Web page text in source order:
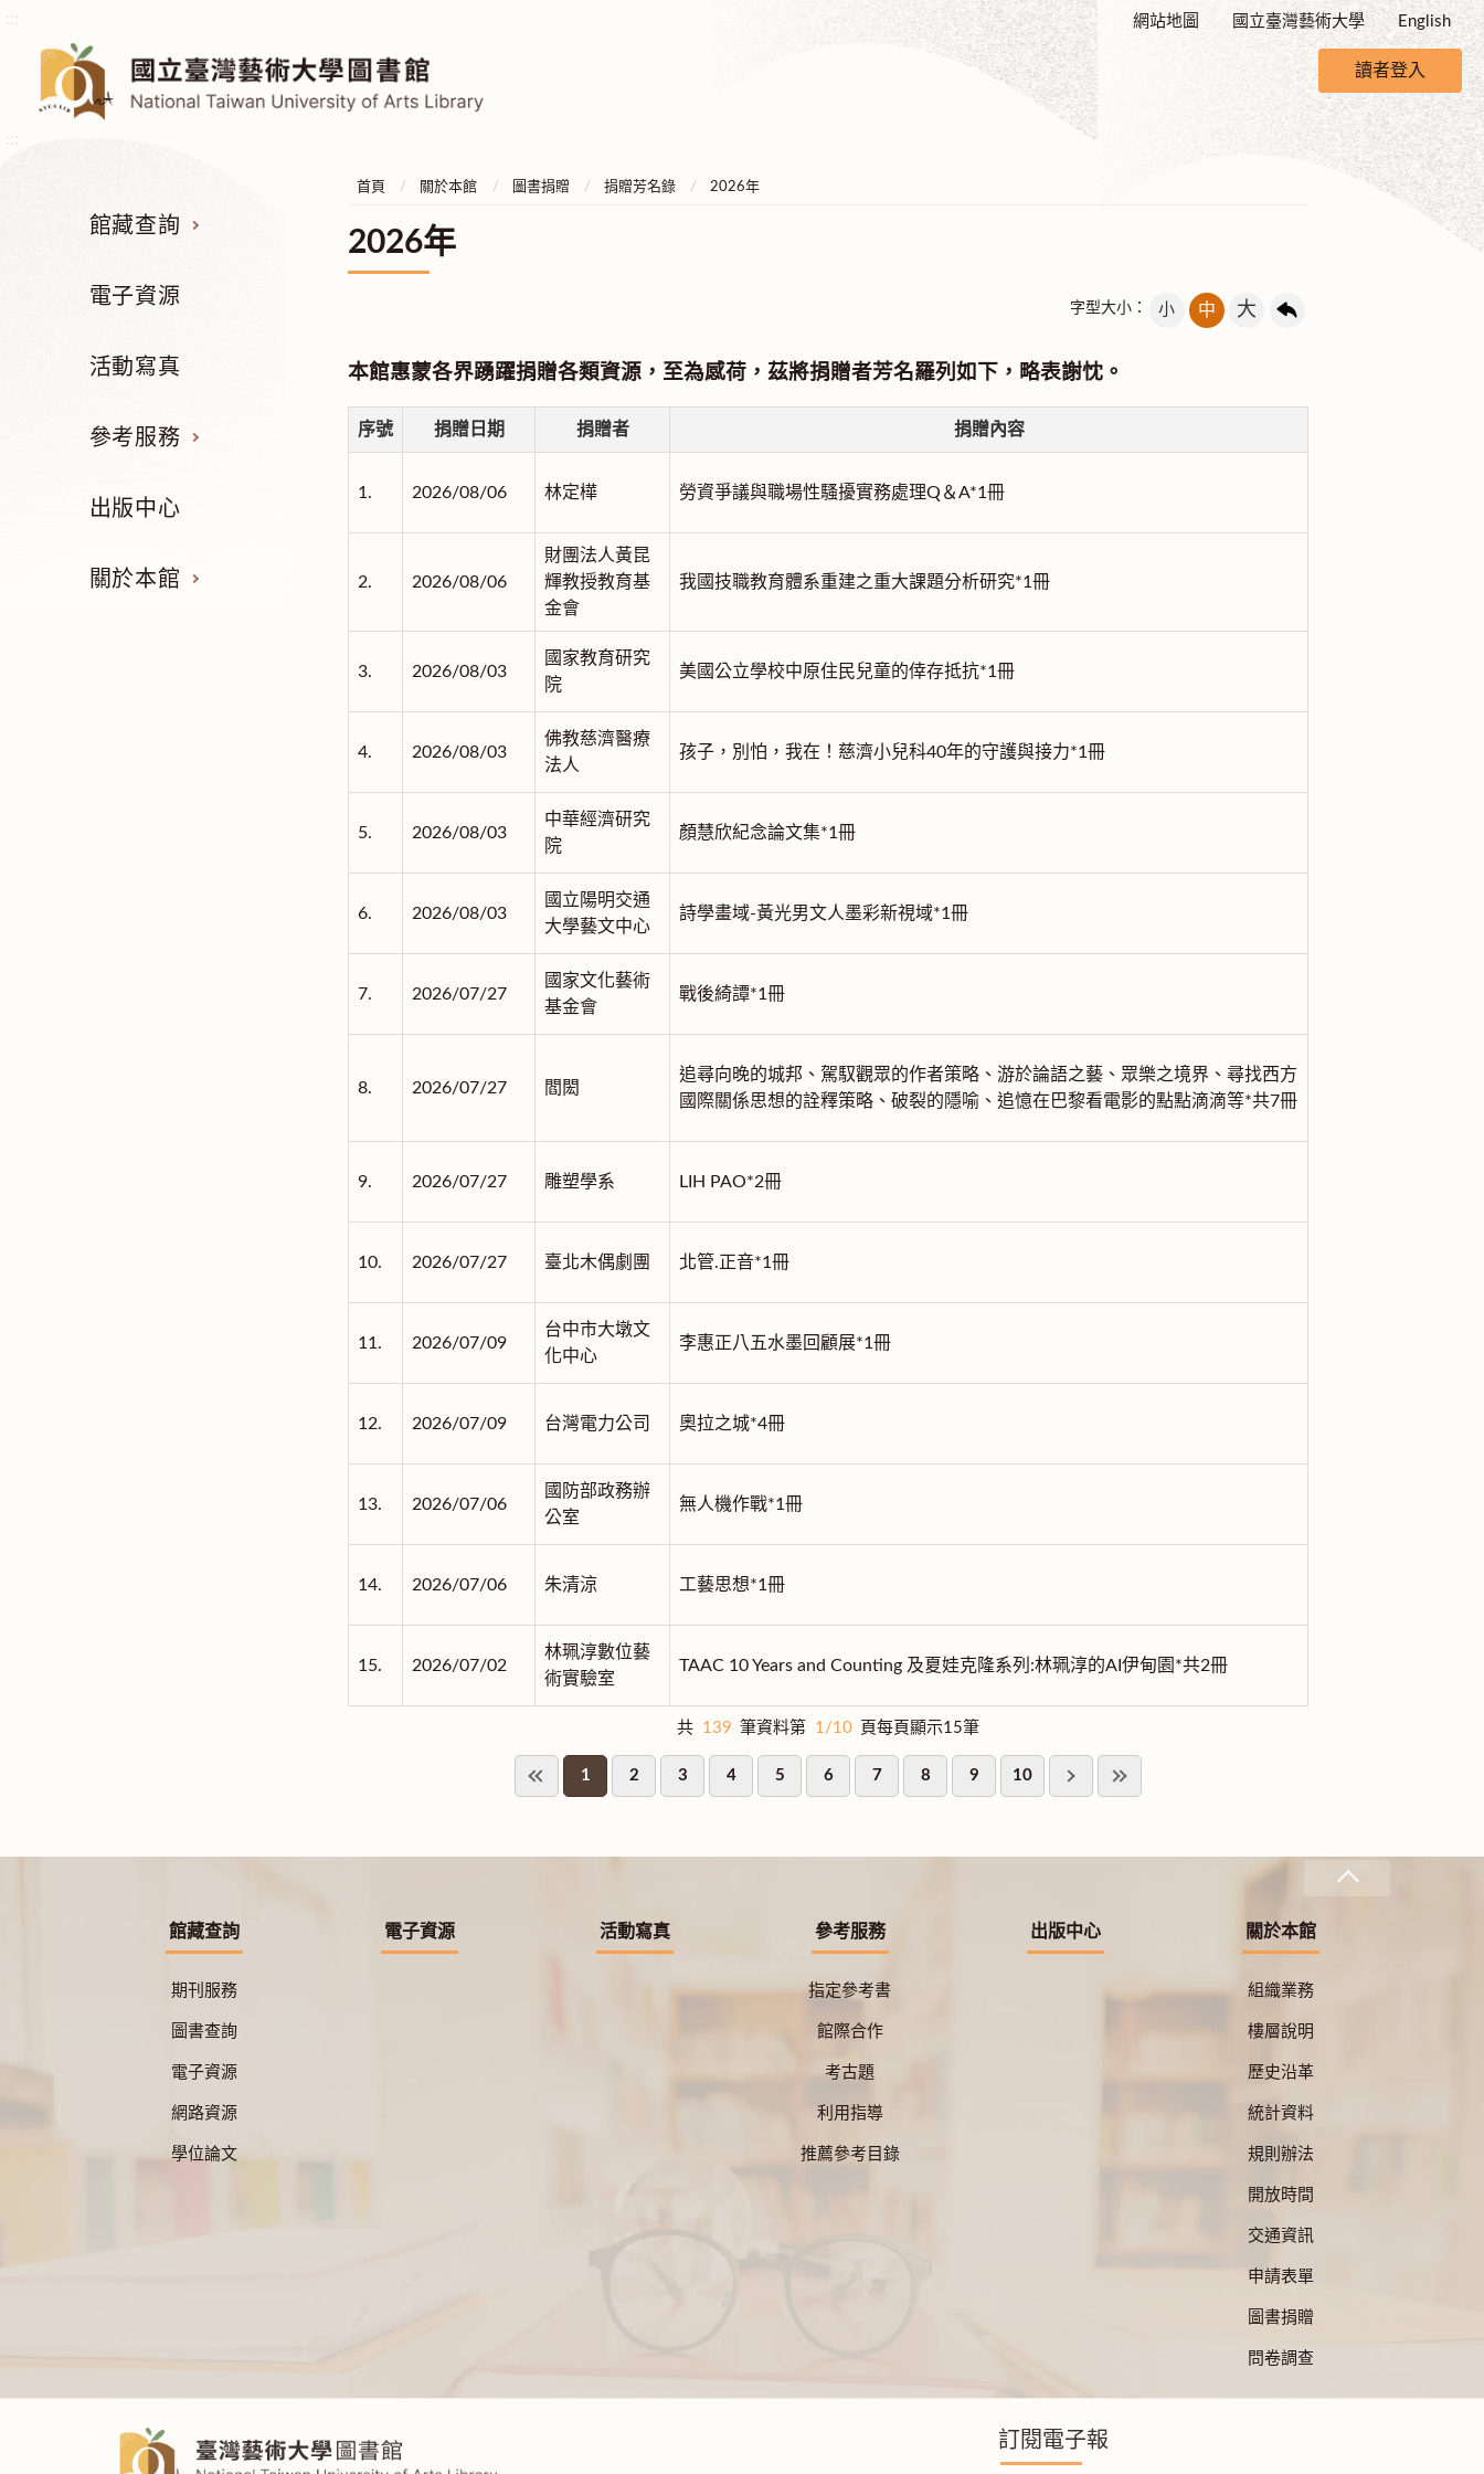
網站地圖 國立臺灣藝術大學 English
讀者登入
館藏查詢
電子資源
活動寫真
參考服務
出版中心
關於本館
首頁 關於本館 圖書捐贈 捐贈芳名錄 2026年
2026年
字型大小： 小 中 大
本館惠蒙各界踴躍捐贈各類資源，至為感荷，茲將捐贈者芳名羅列如下，略表謝忱。
序號 捐贈日期 捐贈者 捐贈內容
1. 2026/08/06 林定樺 勞資爭議與職場性騷擾實務處理Q＆A*1冊
2. 2026/08/06
財團法人黃昆
輝教授教育基
金會
我國技職教育體系重建之重大課題分析研究*1冊
3. 2026/08/03
國家教育研究
院
美國公立學校中原住民兒童的倖存抵抗*1冊
4. 2026/08/03
佛教慈濟醫療
法人
孩子，別怕，我在！慈濟小兒科40年的守護與接力*1冊
5. 2026/08/03
中華經濟研究
院
顏慧欣紀念論文集*1冊
6. 2026/08/03
國立陽明交通
大學藝文中心
詩學畫域-黃光男文人墨彩新視域*1冊
7. 2026/07/27
國家文化藝術
基金會
戰後綺譚*1冊
8. 2026/07/27 閻閎
追尋向晚的城邦、駕馭觀眾的作者策略、游於論語之藝、眾樂之境界、尋找西方
國際關係思想的詮釋策略、破裂的隱喻、追憶在巴黎看電影的點點滴滴等*共7冊
9. 2026/07/27 雕塑學系 LIH PAO*2冊
10. 2026/07/27 臺北木偶劇團 北管.正音*1冊
11. 2026/07/09
台中市大墩文
化中心
李惠正八五水墨回顧展*1冊
12. 2026/07/09 台灣電力公司 奧拉之城*4冊
13. 2026/07/06
國防部政務辦
公室
無人機作戰*1冊
14. 2026/07/06 朱清涼 工藝思想*1冊
15. 2026/07/02
林珮淳數位藝
術實驗室
TAAC 10 Years and Counting 及夏娃克隆系列:林珮淳的AI伊甸園*共2冊
共 139 筆資料第 1/10 頁每頁顯示15筆
1 2 3 4 5 6 7 8 9 10
館藏查詢
期刊服務
圖書查詢
電子資源
網路資源
學位論文
電子資源 活動寫真 參考服務
指定參考書
館際合作
考古題
利用指導
推薦參考目錄
出版中心 關於本館
組織業務
樓層說明
歷史沿革
統計資料
規則辦法
開放時間
交通資訊
申請表單
圖書捐贈
問卷調查
訂閱電子報